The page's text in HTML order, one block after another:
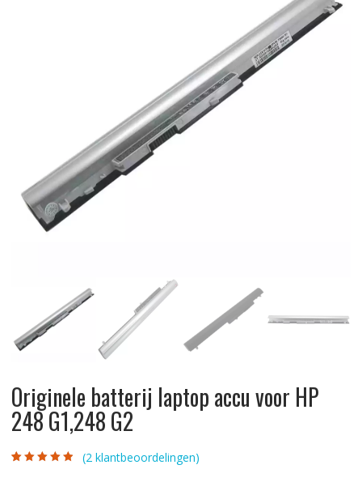
Originele batterij laptop accu voor HP
248 G1,248 G2
(2klantbeoordelingen)